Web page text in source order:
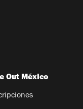
Out México